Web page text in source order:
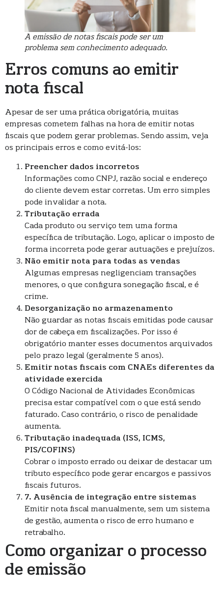
A emissão de notas fiscais pode ser um
problema sem conhecimento adequado.
Erros comuns ao emitir
nota fiscal
Apesar de ser uma prática obrigatória, muitas
empresas cometem falhas na hora de emitir notas
fiscais que podem gerar problemas. Sendo assim, veja
os principais erros e como evitá-los:
Preencher dados incorretos
Informações como CNPJ, razão social e endereço
do cliente devem estar corretas. Um erro simples
pode invalidar a nota.
Tributação errada
Cada produto ou serviço tem uma forma
específica de tributação. Logo, aplicar o imposto de
forma incorreta pode gerar autuações e prejuízos.
Não emitir nota para todas as vendas
Algumas empresas negligenciam transações
menores, o que configura sonegação fiscal, e é
crime.
Desorganização no armazenamento
Não guardar as notas fiscais emitidas pode causar
dor de cabeça em fiscalizações. Por isso é
obrigatório manter esses documentos arquivados
pelo prazo legal (geralmente 5 anos).
Emitir notas fiscais com CNAEs diferentes da
atividade exercida
O Código Nacional de Atividades Econômicas
precisa estar compatível com o que está sendo
faturado. Caso contrário, o risco de penalidade
aumenta.
Tributação inadequada (ISS, ICMS,
PIS/COFINS)
Cobrar o imposto errado ou deixar de destacar um
tributo específico pode gerar encargos e passivos
fiscais futuros.
7. Ausência de integração entre sistemas
Emitir nota fiscal manualmente, sem um sistema
de gestão, aumenta o risco de erro humano e
retrabalho.
Como organizar o processo
de emissão